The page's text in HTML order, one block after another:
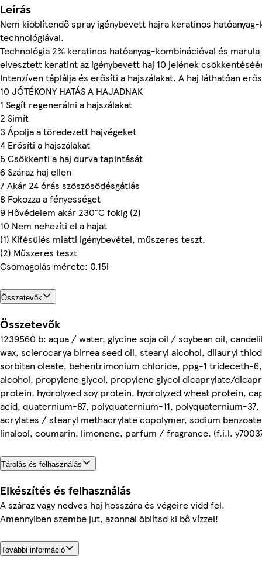
Leírás
Nem kiöblítendő spray igénybevett hajra keratinos
technológiával.
Technológia 2% keratinos hatóanyag-kombinációval és
elvesztett keratint az igénybevett haj 10 jelének
Intenzíven táplálja és erősíti a hajszálakat. A haj láthatóan
10 JÓTÉKONY HATÁS A HAJADNAK
1 Segít regenerálni a hajszálakat
2 Simít
3 Ápolja a töredezett hajvégeket
4 Erősíti a hajszálakat
5 Csökkenti a haj durva tapintását
6 Száraz haj ellen
7 Akár 24 órás szöszösödésgátlás
8 Fokozza a fényességet
9 Hővédelem akár 230°C fokig (2)
10 Nem nehezíti el a hajat
(1) Kifésülés miatti igénybevétel, műszeres teszt.
(2) Műszeres teszt
Csomagolás mérete: 0.15l
Összetevők
Összetevők
1239560 b: aqua / water, glycine soja oil / soybean oil,
wax, sclerocarya birrea seed oil, stearyl alcohol, dilauryl
sorbitan oleate, behentrimonium chloride, ppg-1 trideceth-
alcohol, propylene glycol, propylene glycol dicaprylate/
protein, hydrolyzed soy protein, hydrolyzed wheat protein,
acid, quaternium-87, polyquaternium-11, polyquaternium-
acrylates / stearyl methacrylate copolymer, sodium
linalool, coumarin, limonene, parfum / fragrance. (f.i.l.
Tárolás és felhasználás
Elkészítés és felhasználás
A száraz vagy nedves haj hosszára és végeire vidd fel.
Amennyiben szembe jut, azonnal öblítsd ki bő vízzel!
További információ